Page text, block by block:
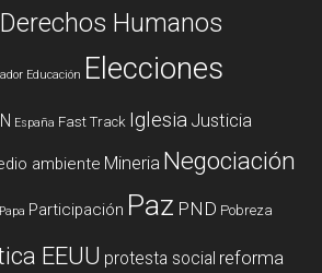
Derechos Humanos
Educación Elecciones
España Fast Track Iglesia Justicia
ambiente Mineria Negociación
Papa Participación Paz PND Pobreza
EEUU protesta social reforma